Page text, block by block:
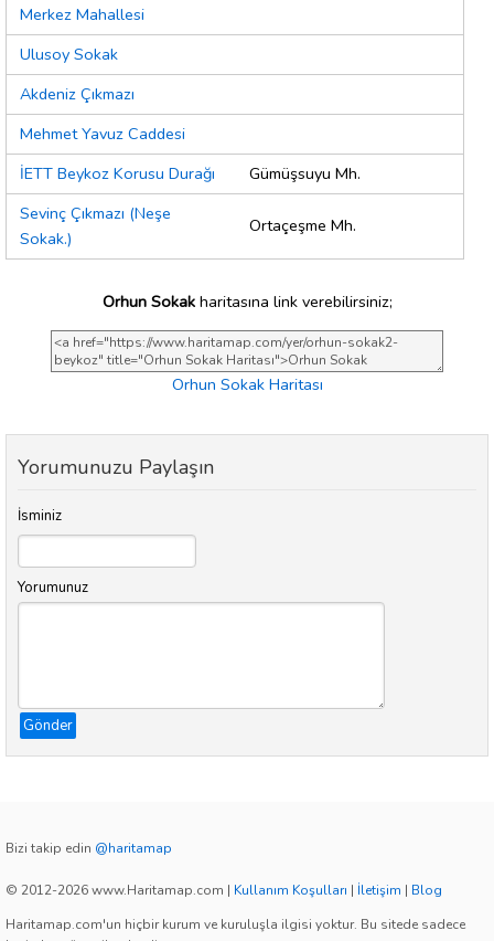
Merkez Mahallesi
Ulusoy Sokak
Akdeniz Çıkmazı
Mehmet Yavuz Caddesi
İETT Beykoz Korusu Durağı
Gümüşsuyu Mh.
Sevinç Çıkmazı (Neşe
Sokak.)
Ortaçeşme Mh.
Orhun Sokakharitasına link verebilirsiniz;
Orhun Sokak Haritası
Yorumunuzu Paylaşın
İsminiz
Yorumunuz
Gönder
Bizi takip edin @haritamap
© 2012-2026 www.Haritamap.com | Kullanım Koşulları | İletişim | Blog
Haritamap.com'un hiçbir kurum ve kuruluşla ilgisi yoktur. Bu sitede sadece